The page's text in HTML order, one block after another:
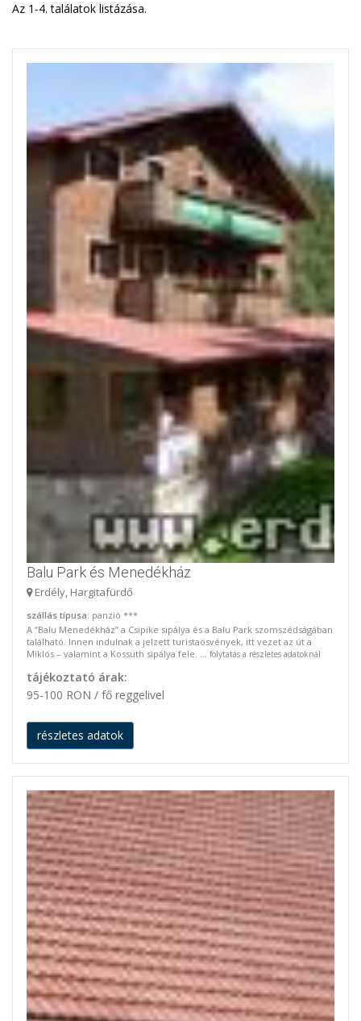
Az 1-4. találatok listázása.
Balu Park és Menedékház
Erdély, Hargitafürdő
szállás típusa: panzió ***
A “Balu Menedékház” a Csipike sipálya és a Balu Park szomszédságában
található. Innen indulnak a jelzett turistaösvények, itt vezet az út a
Miklós – valamint a Kossuth sipálya fele. ... folytatás a részletes adatoknál
tájékoztató árak:
95-100 RON / fő reggelivel
részletes adatok